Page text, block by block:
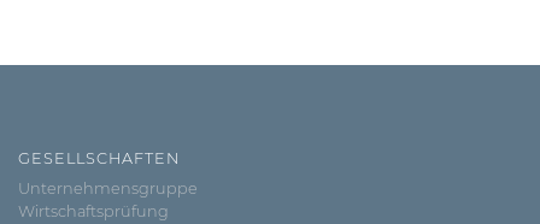
GESELLSCHAFTEN
Unternehmensgruppe
Wirtschaftsprüfung